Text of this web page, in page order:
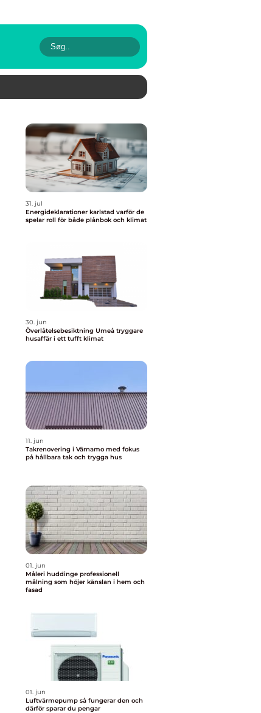
31. jul
Energideklarationer karlstad varför de
spelar roll för både plånbok och klimat
30. jun
Överlåtelsebesiktning Umeå tryggare
husaffär i ett tufft klimat
11. jun
Takrenovering i Värnamo med fokus
på hållbara tak och trygga hus
01. jun
Måleri huddinge professionell
målning som höjer känslan i hem och
fasad
01. jun
Luftvärmepump så fungerar den och
därför sparar du pengar